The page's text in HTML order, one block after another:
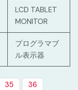
LCD TABLET
MONITOR
プログラマブ
ル表示器
35
36